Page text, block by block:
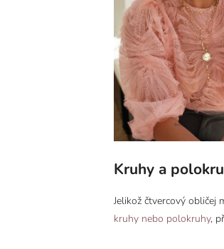
Kruhy a
Jelikož čtvercový obličej
kruhy nebo polokruhy,